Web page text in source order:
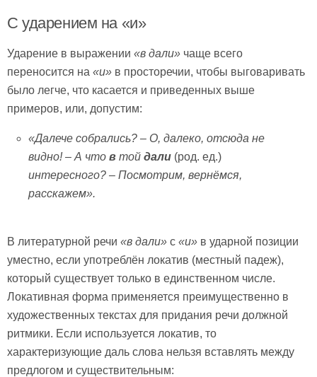
С ударением на «и»
Ударение в выражении «в дали» чаще всего
переносится на «и» в просторечии, чтобы выговаривать
было легче, что касается и приведенных выше
примеров, или, допустим:
«Далече собрались? – О, далеко, отсюда не
видно! – А чтов тойдали (род. ед.)
интересного? – Посмотрим, вернёмся,
расскажем».
В литературной речи «в дали» с «и» в ударной позиции
уместно, если употреблён локатив (местный падеж),
который существует только в единственном числе.
Локативная форма применяется преимущественно в
художественных текстах для придания речи должной
ритмики. Если используется локатив, то
характеризующие даль слова нельзя вставлять между
предлогом и существительным: